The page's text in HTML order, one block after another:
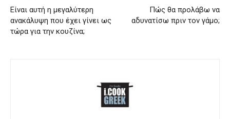
Είναι αυτή η μεγαλύτερη
ανακάλυψη που έχει γίνει ως
τώρα για την κουζίνα;
Πώς θα προλάβω να
αδυνατίσω πριν τον γάμο;